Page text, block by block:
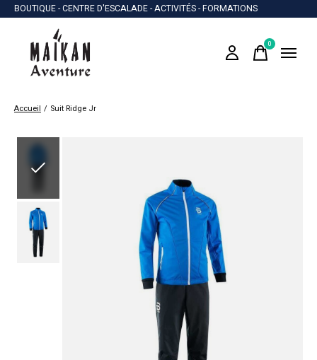
BOUTIQUE - CENTRE D'ESCALADE - ACTIVITÉS - FORMATIONS
0items
Accueil / Suit Ridge Jr